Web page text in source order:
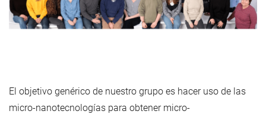
El objetivo genérico de nuestro grupo es hacer uso de las
micro-nanotecnologías para obtener micro-